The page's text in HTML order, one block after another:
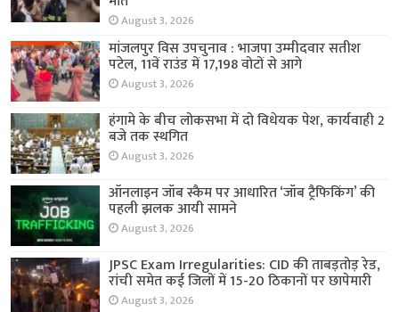
August 3, 2026
मांजलपुर विस उपचुनाव : भाजपा उम्मीदवार सतीश
पटेल, 11वें राउंड में 17,198 वोटों से आगे
August 3, 2026
हंगामे के बीच लोकसभा में दो विधेयक पेश, कार्यवाही 2
बजे तक स्थगित
August 3, 2026
ऑनलाइन जॉब स्कैम पर आधारित ‘जॉब ट्रैफिकिंग’ की
पहली झलक आयी सामने
August 3, 2026
JPSC Exam Irregularities: CID की ताबड़तोड़ रेड,
रांची समेत कई जिलों में 15-20 ठिकानों पर छापेमारी
August 3, 2026